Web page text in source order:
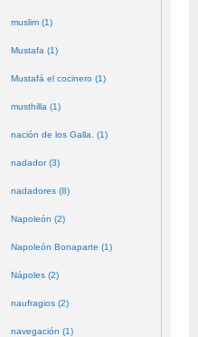
muslim (1)
Mustafa (1)
Mustafá el cocinero (1)
musthilla (1)
nación de los Galla. (1)
nadador (3)
nadadores (8)
Napoleón (2)
Napoleón Bonaparte (1)
Nápoles (2)
naufragios (2)
navegación (1)